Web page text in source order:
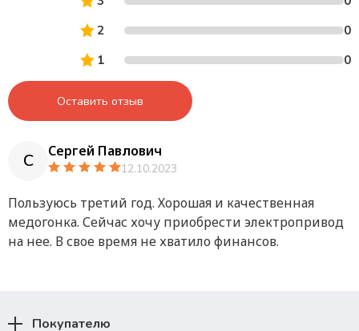
2
0
1
0
Оставить отзыв
С Сергей Павлович
12.10.2023
Пользуюсь третий год. Хорошая и качественная
медогонка. Сейчас хочу приобрести электропривод
на нее. В свое время не хватило финансов.
Покупателю